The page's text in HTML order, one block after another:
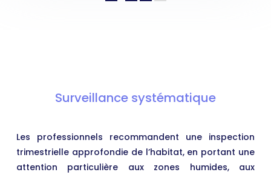
Surveillance systématique
Les professionnels recommandent une inspection
trimestrielle approfondie de l’habitat, en portant une
attention particulière aux zones humides, aux